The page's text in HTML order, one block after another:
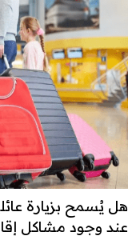
هل يُسمح بزيارة
عند وجود مشاكل